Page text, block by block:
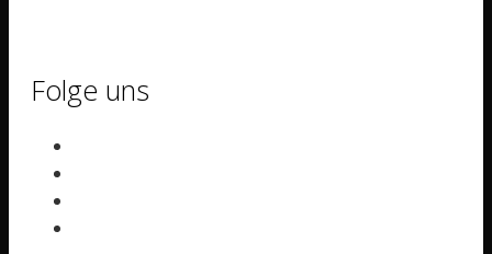
Folge uns